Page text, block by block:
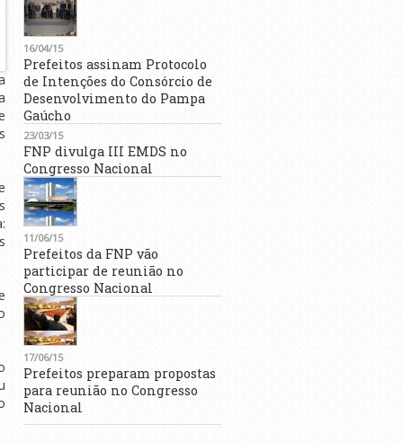
16/04/15
Prefeitos assinam Protocolo
de Intenções do Consórcio de
Desenvolvimento do Pampa
Gaúcho
23/03/15
FNP divulga III EMDS no
Congresso Nacional
11/06/15
Prefeitos da FNP vão
participar de reunião no
Congresso Nacional
17/06/15
Prefeitos preparam propostas
para reunião no Congresso
Nacional